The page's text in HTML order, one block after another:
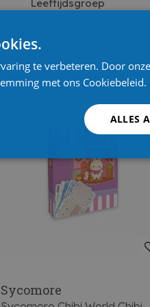
Leeftijdsgroep
Sycomore
te verbeteren. Door
met ons Cookiebeleid.
ALLES